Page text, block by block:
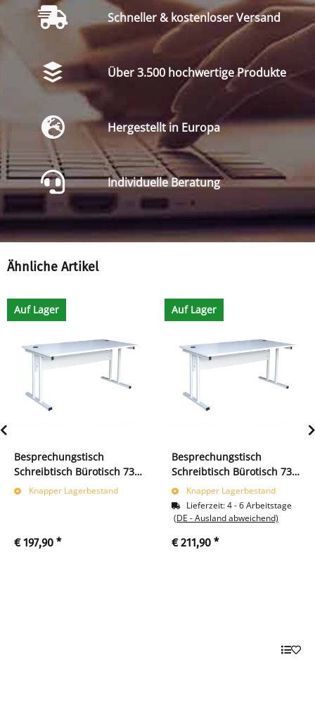
Schneller & kostenloser Versand
Über 3.500 hochwertige Produkte
Hergestellt in Europa
Individuelle Beratung
Ähnliche Artikel
Auf Lager
Besprechungstisch
Schreibtisch Bürotisch 730
x 1200 x 800 mm Lichtgrau
Knapper Lagerbestand
€ 197,90 *
Auf Lager
Besprechungstisch
Schreibtisch Bürotisch 730
x 1600 x 800 mm grau
391060
Knapper Lagerbestand
Lieferzeit:4 - 6 Arbeitstage
(DE - Ausland abweichend)
€ 211,90 *